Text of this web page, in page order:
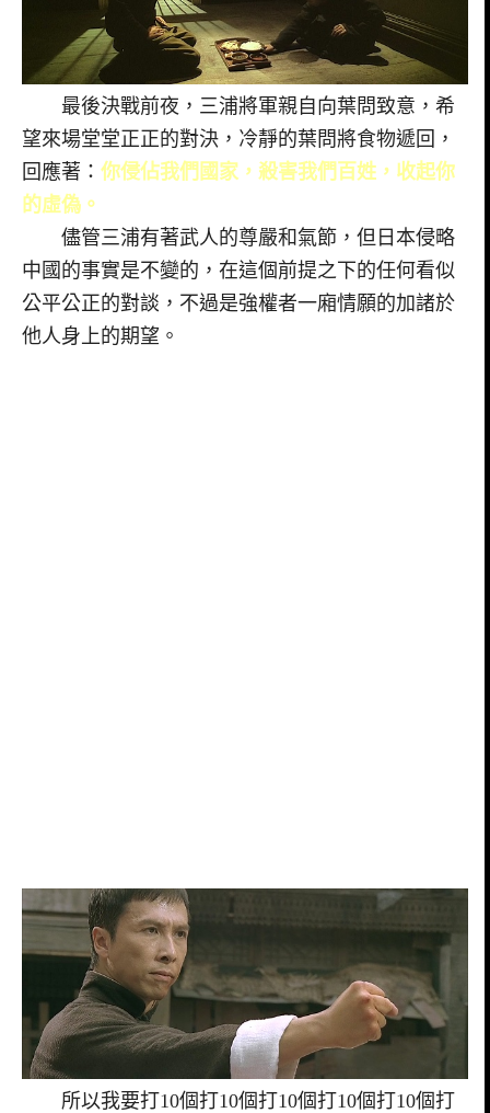
最後決戰前夜，三浦將軍親自向葉問致意，希
望來場堂堂正正的對決，冷靜的葉問將食物遞回，
回應著： 你侵佔我們國家，殺害我們百姓，收起你
的虛偽。
儘管三浦有著武人的尊嚴和氣節，但日本侵略
中國的事實是不變的，在這個前提之下的任何看似
公平公正的對談，不過是強權者一廂情願的加諸於
他人身上的期望。
所以我要打10個打10個打10個打10個打10個打